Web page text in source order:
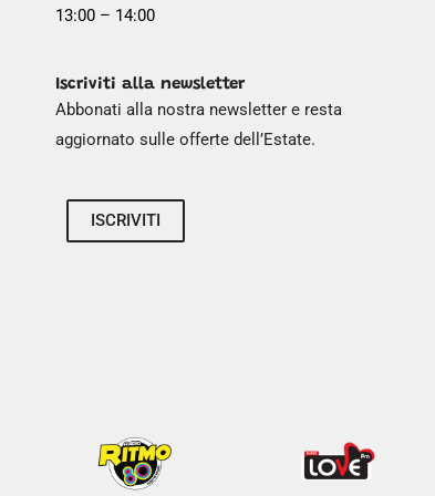
13:00 – 14:00
Iscriviti alla newsletter
Abbonati alla nostra newsletter e resta
aggiornato sulle offerte dell’Estate.
ISCRIVITI